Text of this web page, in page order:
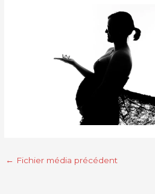
← Fichier média précédent